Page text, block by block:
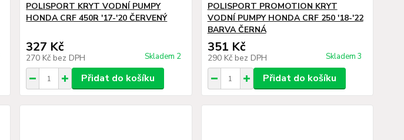
POLISPORT KRYT VODNÍ PUMPY
HONDA CRF 450R '17-'20 ČERVENÝ
327 Kč
270 Kč bez DPH Skladem 2
Přidat do košíku
POLISPORT PROMOTION KRYT
VODNÍ PUMPY HONDA CRF 250 '18-'22
BARVA ČERNÁ
351 Kč
290 Kč bez DPH Skladem 3
Přidat do košíku